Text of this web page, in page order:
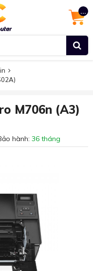
...
M706n (A3)
hành: 36 tháng